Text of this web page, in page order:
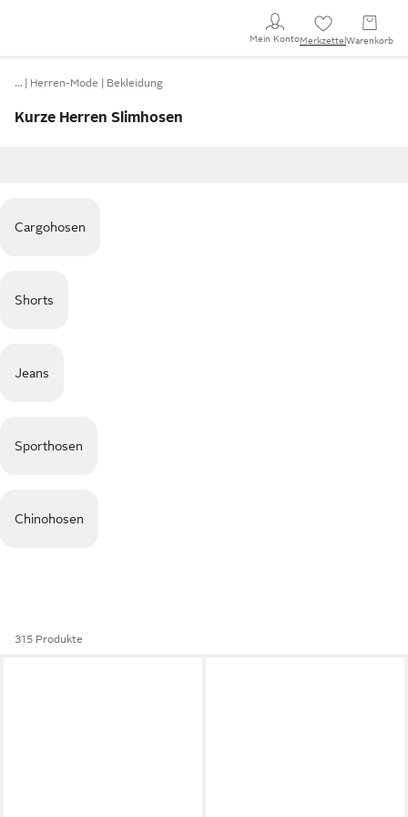
Mein KontoMerkzettel Warenkorb
… Herren-Mode Bekleidung
Kurze Herren Slimhosen
Cargohosen
Shorts
Jeans
Sporthosen
Chinohosen
315 Produkte